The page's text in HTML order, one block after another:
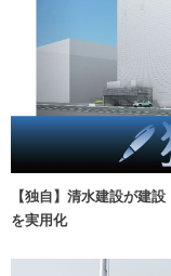
【独自】清水建設が建
を実用化